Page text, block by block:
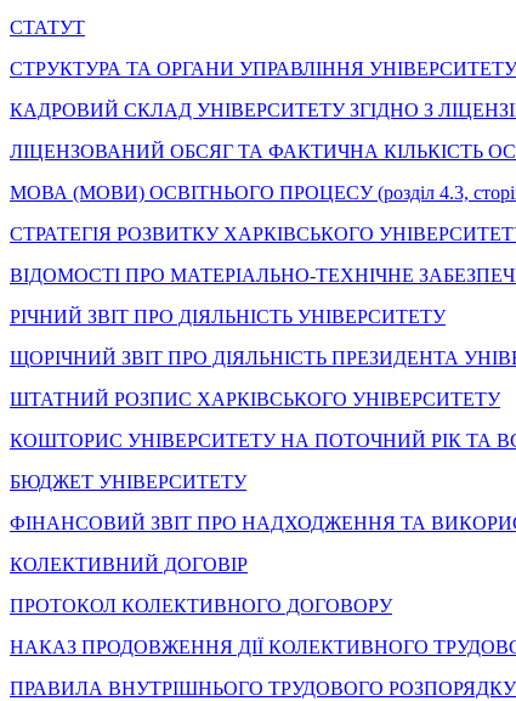
СТАТУТ
СТРУКТУРА ТА ОРГАНИ УПРАВЛІННЯ УНІВЕРСИТЕТУ
КАДРОВИЙ СКЛАД УНІВЕРСИТЕТУ ЗГІДНО З
ЛІЦЕНЗОВАНИЙ ОБСЯГ ТА ФАКТИЧНА КІЛЬКІСТЬ
МОВА (МОВИ) ОСВІТНЬОГО ПРОЦЕСУ (розділ 4.3, сторінка
СТРАТЕГІЯ РОЗВИТКУ ХАРКІВСЬКОГО
ВІДОМОСТІ ПРО МАТЕРІАЛЬНО-ТЕХНІЧНЕ
РІЧНИЙ ЗВІТ ПРО ДІЯЛЬНІСТЬ УНІВЕРСИТЕТУ
ЩОРІЧНИЙ ЗВІТ ПРО ДІЯЛЬНІСТЬ ПРЕЗИДЕНТА
ШТАТНИЙ РОЗПИС ХАРКІВСЬКОГО УНІВЕРСИТЕТУ
КОШТОРИС УНІВЕРСИТЕТУ НА ПОТОЧНИЙ РІК ТА
БЮДЖЕТ УНІВЕРСИТЕТУ
ФІНАНСОВИЙ ЗВІТ ПРО НАДХОДЖЕННЯ ТА
КОЛЕКТИВНИЙ ДОГОВІР
ПРОТОКОЛ КОЛЕКТИВНОГО ДОГОВОРУ
НАКАЗ ПРОДОВЖЕННЯ ДІЇ КОЛЕКТИВНОГО
ПРАВИЛА ВНУТРІШНЬОГО ТРУДОВОГО РОЗПОРЯДКУ